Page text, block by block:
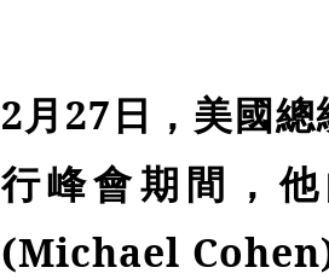
2月27日，美國
行峰會期間，
(Michael